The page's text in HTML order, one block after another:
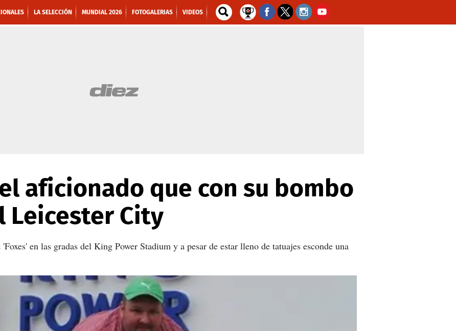
LA SELECCIÓN MUNDIAL 2026 FOTOGALERIAS VIDEOS
aficionado que con su bombo
Leicester City
en las gradas del King Power Stadium y a pesar de estar lleno de tatuajes esconde una